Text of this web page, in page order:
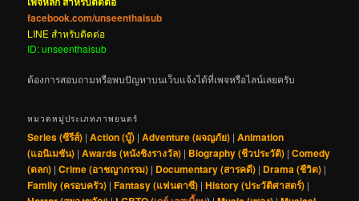
facebook.com/unseenthaisub
LINE สำหรับติดต่อ
ID: unseenthaisub
ต้องการสอบถามหรือพบปัญหาบนเว็บแจ้งได้ที่เพจหรือไลน์เลยครับ
หมวดหมู่ประเภทภาพยนตร์
Series (ซีรีส์) |Action (บู๊) |Adventure (ผจญภัย) |Animation
(แอนิเมชัน) |Awards (หนังชิงรางวัล) | Biography (ชีวประวัติ) |Comedy
(ตลก) |Crime (อาชญากรรม) | Documentary (สารคดี) | Drama (ชีวิต) |
Family (ครอบครัว) |Fantasy (แฟนตาซี) |History (ประวัติศาสตร์) |